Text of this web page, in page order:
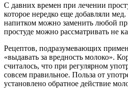
С давних времен при лечении
которое нередко еще добавляли
напитком можно заменить любой
простуде можно рассматривать не
Рецептов, подразумевающих
«выдавать за вредность молоко».
считалось, что при регулярном
совсем правильное. Польза от
установлено обратное действие